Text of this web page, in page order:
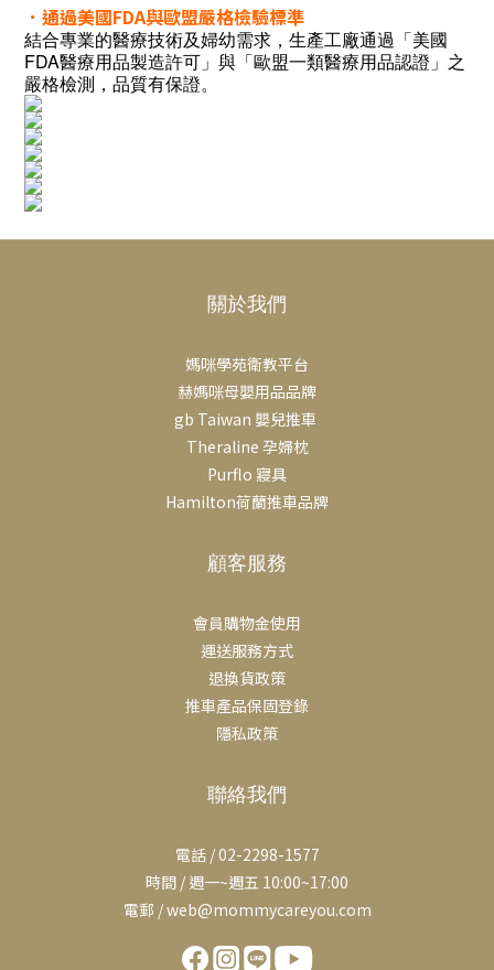
．通過美國FDA與歐盟嚴格檢驗標準
結合專業的醫療技術及婦幼需求，生產工廠通過「美國
FDA醫療用品製造許可」與「歐盟一類醫療用品認證」之
嚴格檢測，品質有保證。
關於我們
媽咪學苑衛教平台
赫媽咪母嬰用品品牌
gb Taiwan 嬰兒推車
Theraline 孕婦枕
Purflo 寢具
Hamilton荷蘭推車品牌
顧客服務
會員購物金使用
運送服務方式
退換貨政策
推車產品保固登錄
隱私政策
聯絡我們
電話 / 02-2298-1577
時間 / 週一~週五 10:00~17:00
電郵 / web@mommycareyou.com